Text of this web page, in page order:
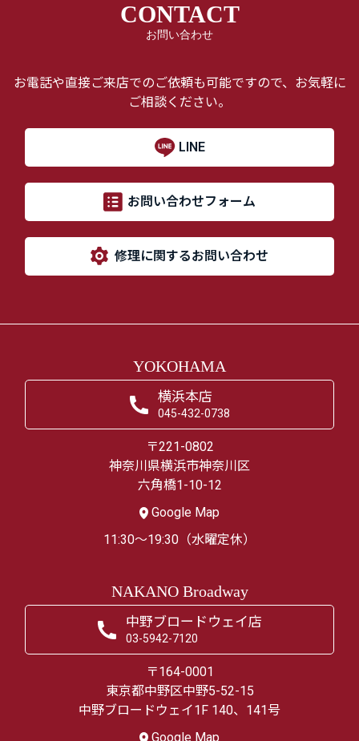
CONTACT
お問い合わせ
お電話や直接ご来店でのご依頼も可能ですので、お気軽に
ご相談ください。
LINE
お問い合わせフォーム
修理に関するお問い合わせ
YOKOHAMA
横浜本店
045-432-0738
〒221-0802
神奈川県横浜市神奈川区
六角橋1-10-12
Google Map
11:30～19:30（水曜定休）
NAKANO Broadway
中野ブロードウェイ店
03-5942-7120
〒164-0001
東京都中野区中野5-52-15
中野ブロードウェイ1F 140、141号
Google Map